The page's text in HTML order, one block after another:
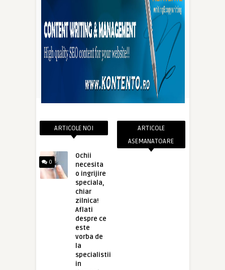
ARTICOLE NOI
0
Ochii
necesita
o ingrijire
speciala,
chiar
zilnica!
Aflati
despre ce
este
vorba de
la
specialistii
in
ARTICOLE
ASEMANATOARE